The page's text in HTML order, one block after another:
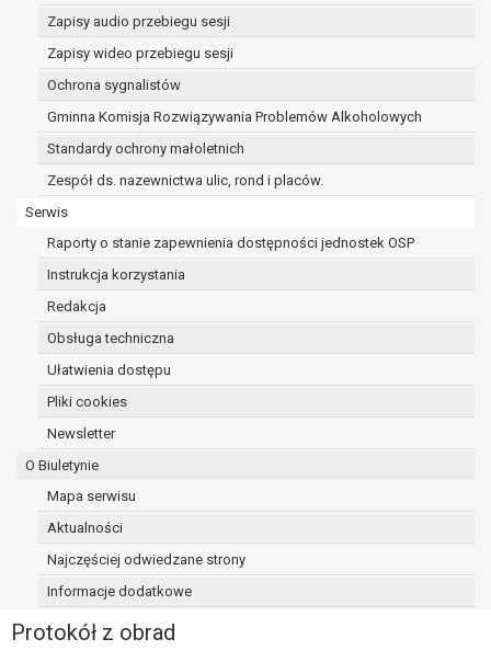
Zapisy audio przebiegu sesji
Zapisy wideo przebiegu sesji
Ochrona sygnalistów
Gminna Komisja Rozwiązywania Problemów Alkoholowych
Standardy ochrony małoletnich
Zespół ds. nazewnictwa ulic, rond i placów.
Serwis
Raporty o stanie zapewnienia dostępności jednostek OSP
Instrukcja korzystania
Redakcja
Obsługa techniczna
Ułatwienia dostępu
Pliki cookies
Newsletter
O Biuletynie
Mapa serwisu
Aktualności
Najczęściej odwiedzane strony
Informacje dodatkowe
Protokół z obrad
osobowych – na okres pozwalający
administratorowi sprawdzić
prawidłowość tych danych,
przetwarzanie danych jest niezgodne
z prawem, a osoba, której dane
dotyczą, sprzeciwia się usunięciu
danych, żądając w zamian ich
ograniczenia,
której dane dotyczą, potrzebuje ich do
ustalenia, obrony lub dochodzenia
osoba, której dane dotyczą, wniosła
sprzeciw wobec przetwarzania
danych - do czasu ustalenia czy
stronie administratora są nadrzędne
podstawie art. 20 RODO, w przypadku gdy
łącznie spełnione są następujące przesłanki:
przetwarzanie danych odbywa się na
podstawie umowy zawartej z osobą,
której dane dotyczą lub na podstawie
zgody wyrażonej przez tą osobę,
przetwarzanie odbywa się w sposób